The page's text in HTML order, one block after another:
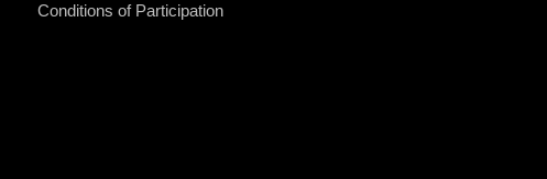
Conditions of Participation